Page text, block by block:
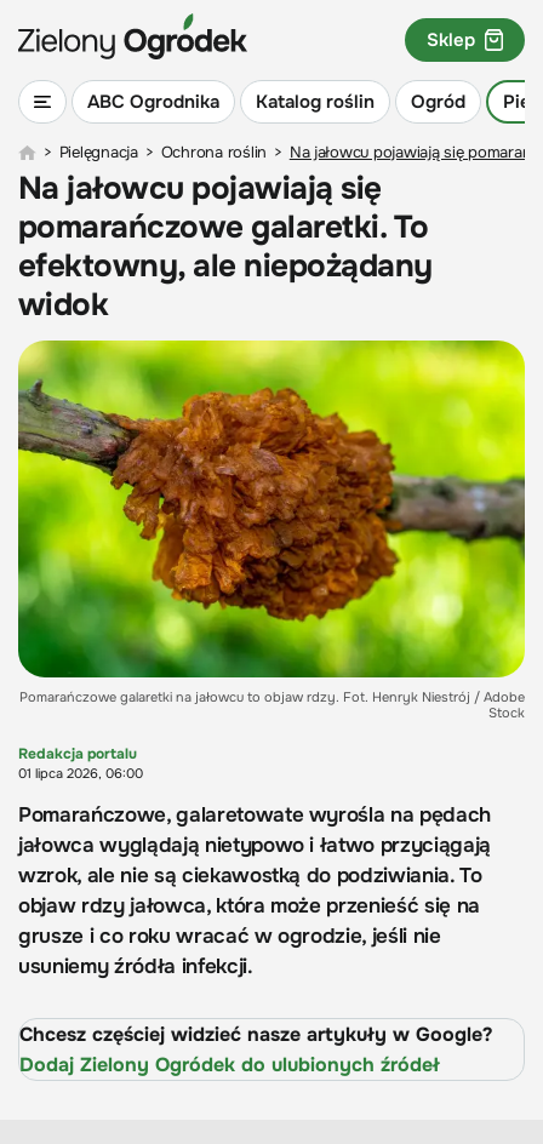
ABC Ogrodnika Katalog roślin Ogród
Sklep
> Pielęgnacja > Ochrona roślin > Na jałowcu pojawiają się
Na jałowcu pojawiają się
pomarańczowe galaretki. To
efektowny, ale niepożądany
widok
Pomarańczowe galaretki na jałowcu to objaw rdzy. Fot. Henryk Niestrój / Adobe
Stock
Redakcja portalu
01 lipca 2026, 06:00
Pomarańczowe, galaretowate wyrośla na pędach
jałowca wyglądają nietypowo i łatwo przyciągają
wzrok, ale nie są ciekawostką do podziwiania. To
objaw rdzy jałowca, która może przenieść się na
grusze i co roku wracać w ogrodzie, jeśli nie
usuniemy źródła infekcji.
Chcesz częściej widzieć nasze artykuły w Google?
Dodaj Zielony Ogródek do ulubionych źródeł